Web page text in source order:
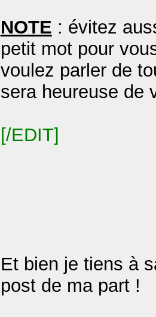
NOTE : évitez
petit mot pour
voulez parler de
sera heureuse de
[/EDIT]
Et bien je tiens à
post de ma part !